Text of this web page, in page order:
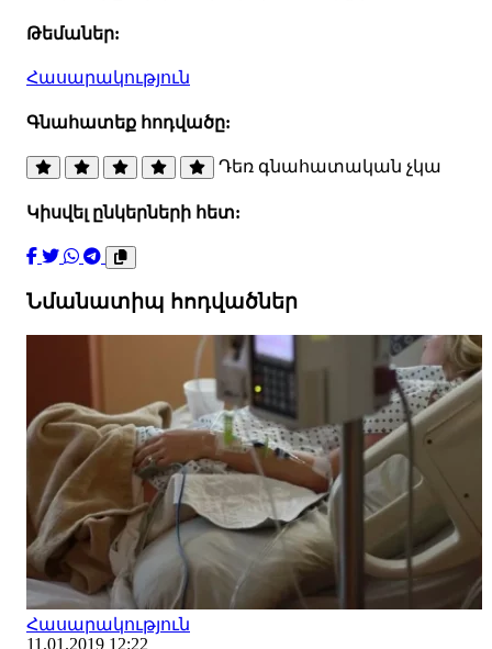
Թեմաներ:
Հասարակություն
Գնահատեք հոդվածը:
Դեռ գնահատական չկա
Կիսվել ընկերների հետ:
Նմանատիպ հոդվածներ
Հասարակություն
11.01.2019 12:22